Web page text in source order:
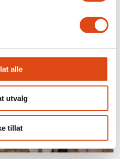
alle
utvalg
tillat
natten